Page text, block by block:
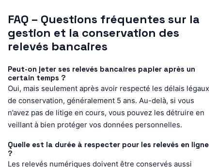
FAQ – Questions fréquentes sur la
gestion et la conservation des
relevés bancaires
Peut-on jeter ses relevés bancaires papier après un
certain temps ?
Oui, mais seulement après avoir respecté les délais légaux
de conservation, généralement 5 ans. Au-delà, si vous
n’avez pas de litige en cours, vous pouvez les détruire en
veillant à bien protéger vos données personnelles.
Quelle est la durée à respecter pour les relevés en ligne
?
Les relevés numériques doivent être conservés aussi